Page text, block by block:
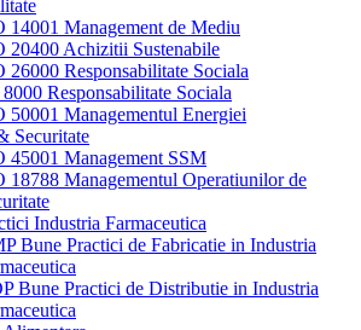
14001 Management de Mediu
20400 Achizitii Sustenabile
26000 Responsabilitate Sociala
Responsabilitate Sociala
50001 Managementul Energiei
Securitate
45001 Management SSM
18788 Managementul Operatiunilor de
Industria Farmaceutica
Bune Practici de Fabricatie in Industria
Bune Practici de Distributie in Industria